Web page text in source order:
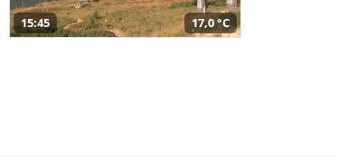
15:45 17,0 °C